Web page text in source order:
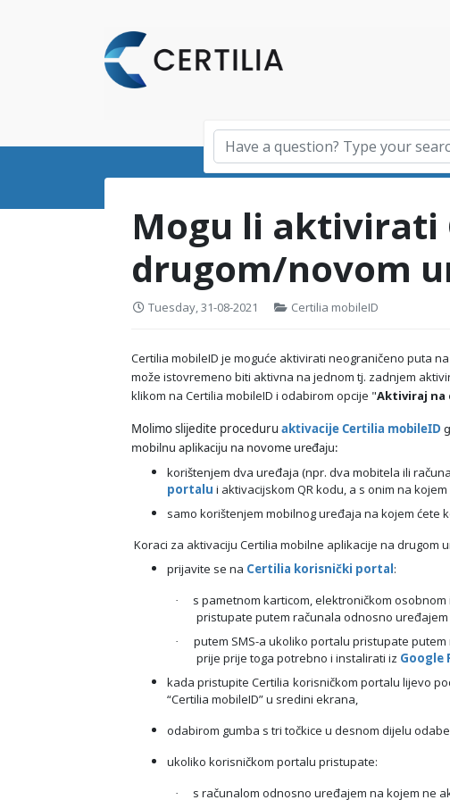
Mogu li aktivirati
drugom/novom
Tuesday, 31-08-2021 Certilia mobileID
Certilia mobileID je moguće aktivirati neograničeno puta
može istovremeno biti aktivna na jednom tj. zadnjem
klikom na Certilia mobileID i odabirom opcije "Aktiviraj na
Molimo slijedite proceduruaktivacije Certilia mobileID
mobilnu aplikaciju na novome uređaju:
korištenjem dva uređaja (npr. dva mobitela ili
portalu i aktivacijskom QR kodu, a s onim na
samo korištenjem mobilnog uređaja na kojem ćete
Koraci za aktivaciju Certilia mobilne aplikacije na drugom
prijavite se na Certilia korisnički portal:
·
s pametnom karticom, elektroničkom
pristupate putem računala odnosno
·
putem SMS-a ukoliko portalu pristupate
prije prije toga potrebno i instalirati iz Google
kada pristupite Certilia korisničkom portalu lijevo
“Certilia mobileID” u sredini ekrana,
odabirom gumba s tri točkice u desnom dijelu
ukoliko korisničkom portalu pristupate:
· s računalom odnosno uređajem na kojem ne